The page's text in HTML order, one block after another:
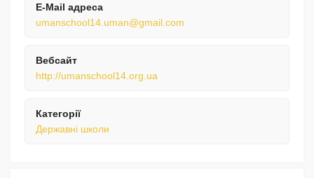
E-Mail адреса
umanschool14.uman@gmail.com
Вебсайт
http://umanschool14.org.ua
Категорії
Державні школи